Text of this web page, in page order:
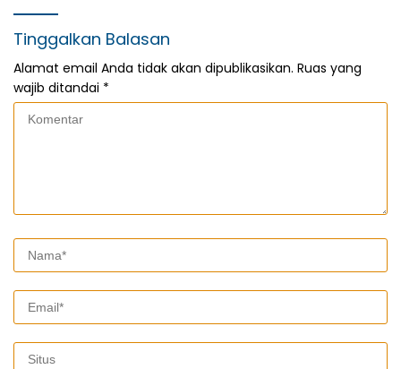
Tinggalkan Balasan
Alamat email Anda tidak akan dipublikasikan. Ruas yang
wajib ditandai *